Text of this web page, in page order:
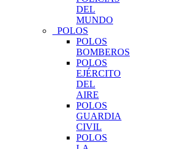
DEL
MUNDO
POLOS
POLOS
BOMBEROS
POLOS
EJÉRCITO
DEL
AIRE
POLOS
GUARDIA
CIVIL
POLOS